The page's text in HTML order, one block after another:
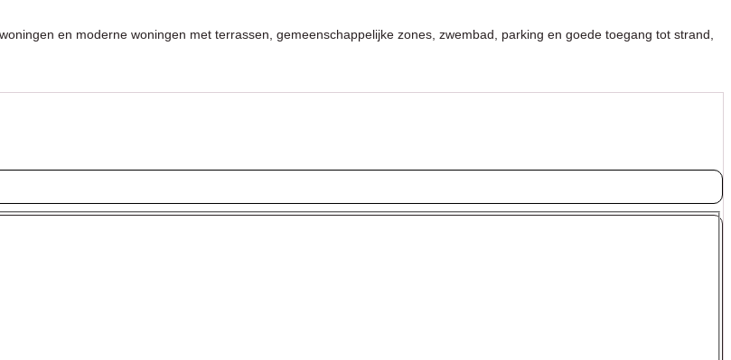
en moderne woningen met terrassen, gemeenschappelijke zones, zwembad, parking en goede toegang tot strand,